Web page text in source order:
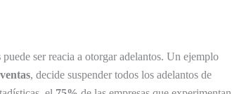
puede ser reacia a otorgar adelantos. Un ejemplo
, decide suspender todos los adelantos de